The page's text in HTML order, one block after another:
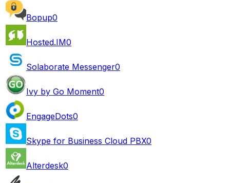
Bopup0
Hosted.IM0
Solaborate Messenger0
Ivy by Go Moment0
EngageDots0
Skype for Business Cloud PBX0
Alterdesk0